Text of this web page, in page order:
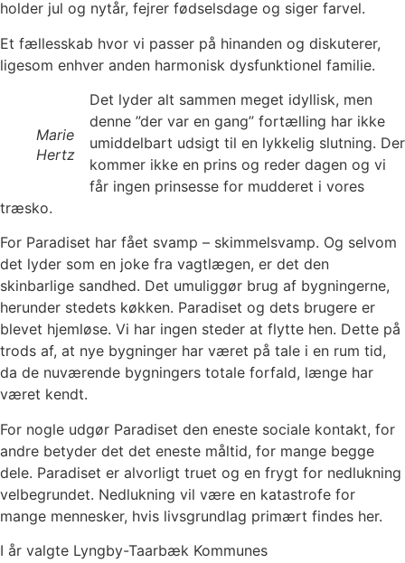
holder jul og nytår, fejrer fødselsdage og siger farvel.
Et fællesskab hvor vi passer på hinanden og diskuterer,
ligesom enhver anden harmonisk dysfunktionel familie.
Marie
Hertz
Det lyder alt sammen meget idyllisk, men
denne ”der var en gang” fortælling har ikke
umiddelbart udsigt til en lykkelig slutning. Der
kommer ikke en prins og reder dagen og vi
får ingen prinsesse for mudderet i vores
træsko.
For Paradiset har fået svamp – skimmelsvamp. Og selvom
det lyder som en joke fra vagtlægen, er det den
skinbarlige sandhed. Det umuliggør brug af bygningerne,
herunder stedets køkken. Paradiset og dets brugere er
blevet hjemløse. Vi har ingen steder at flytte hen. Dette på
trods af, at nye bygninger har været på tale i en rum tid,
da de nuværende bygningers totale forfald, længe har
været kendt.
For nogle udgør Paradiset den eneste sociale kontakt, for
andre betyder det det eneste måltid, for mange begge
dele. Paradiset er alvorligt truet og en frygt for nedlukning
velbegrundet. Nedlukning vil være en katastrofe for
mange mennesker, hvis livsgrundlag primært findes her.
I år valgte Lyngby-Taarbæk Kommunes